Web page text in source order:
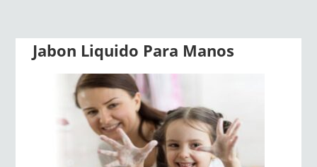
Jabon Liquido Para Manos